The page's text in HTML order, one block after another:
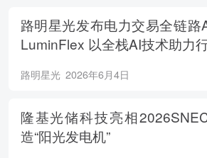
路明星光发布电力交易全链
LuminFlex 以全栈AI技术助力
路明星光 2026年6月4日
隆基光储科技亮相
造“阳光发电机”